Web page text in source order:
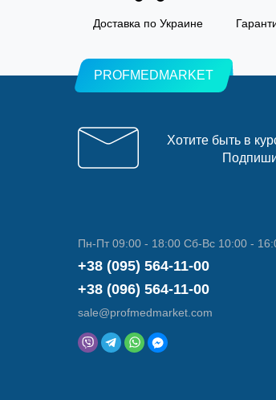
Доставка по Украине
PROFMEDMARKET
Хотите быть в
Пн-Пт 09:00 - 18:00 Сб-Вс 10:00 -
+38 (095) 564-11-00
+38 (096) 564-11-00
sale@profmedmarket.com